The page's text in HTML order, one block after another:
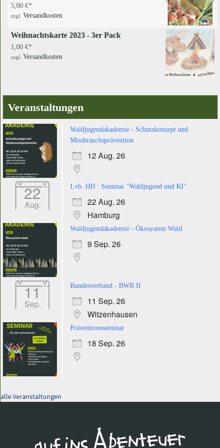
5,00 €
zzgl. Versandkosten
Weihnachtskarte 2023 - 3er Pack
1,00 €
zzgl. Versandkosten
Veranstaltungen
Waldjugendakademie - Schutzkonzept und
Missbrauchsprävention
12 Aug. 26
22
Aug.
Lvb. HH : Seminar "Waldjugend und KI"
22 Aug. 26
Hamburg
Waldjugendakademie - Ökosystem Wald
9 Sep. 26
11
Sep.
Bundesverband - BWR II
11 Sep. 26
Witzenhausen
Präventionsseminar
18 Sep. 26
alle Veranstaltungen